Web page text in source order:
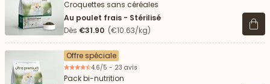
Croquettes sans céréales
Au poulet frais - Stérilisé
Dès €31.90 (€10.63/kg) Voir
Offre spéciale
4.6/5 - 23 avis
Pack bi-nutrition